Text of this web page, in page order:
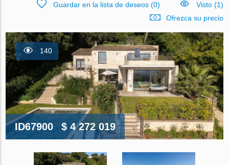
Guardar en la lista de deseos(0)
Visto (1)
Ofrezca su precio
140
ID67900 $ 4 272 019